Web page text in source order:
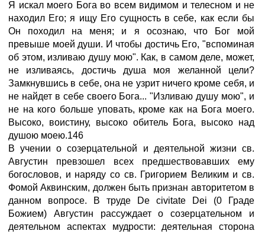
Я искал моего Бога во всем видимом и телесном и не
находил Его; я ищу Его сущность в себе, как если бы
Он походил на меня; и я осознаю, что Бог мой
превыше моей души. И чтобы достичь Его, "вспоминая
об этом, изливаю душу мою". Как, в самом деле, может,
не изливаясь, достичь душа моя желанной цели?
Замкнувшись в себе, она не узрит ничего кроме себя, и
не найдет в себе своего Бога... "Изливаю душу мою", и
не на кого больше уповать, кроме как на Бога моего.
Высоко, воистину, высоко обитель Бога, высоко над
душою моею.146
В учении о созерцательной и деятельной жизни св.
Августин превзошел всех предшествовавших ему
богословов, и наряду со св. Григорием Великим и св.
Фомой Аквинским, должен быть признан авторитетом в
данном вопросе. В труде De civitate Dei (0 Граде
Божием) Августин рассуждает о созерцательном и
деятельном аспектах мудрости: деятельная сторона